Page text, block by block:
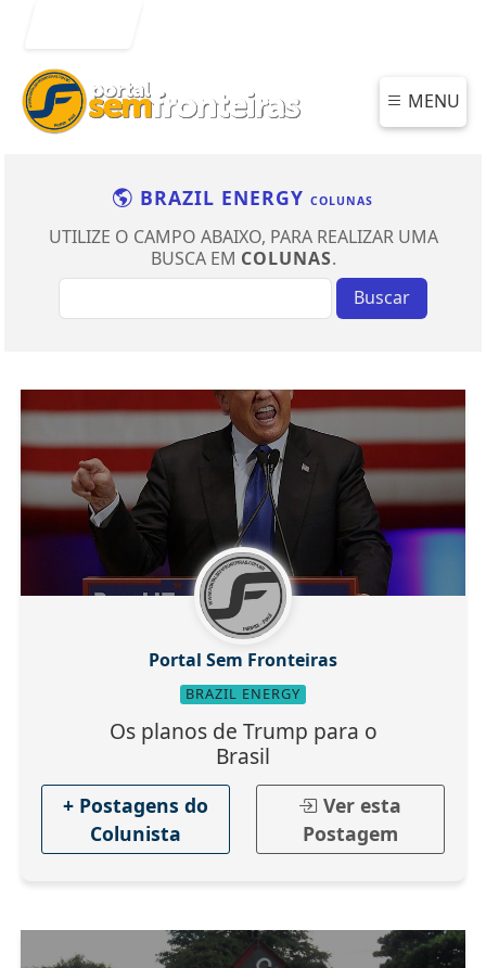
MENU
BRAZIL ENERGY COLUNAS
UTILIZE O CAMPO ABAIXO, PARA REALIZAR UMA
BUSCA EM COLUNAS.
Buscar
Portal Sem Fronteiras
BRAZIL ENERGY
Os planos de Trump para o
Brasil
+ Postagens do
Colunista
Ver esta
Postagem